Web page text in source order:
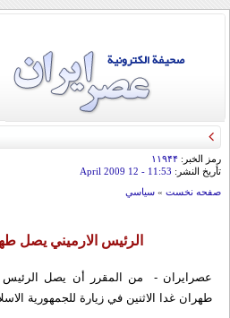
رمز الخبر: ۱۱۹۴۴
تأريخ النشر: 11:53
- 12 April 2009
صفحه نخست » سياسي
الرئيس‌ الارميني يصل
عصرایران - من المقرر أن يصل الرئيس
طهران غدا الاثنين في زيارة للجمهورية